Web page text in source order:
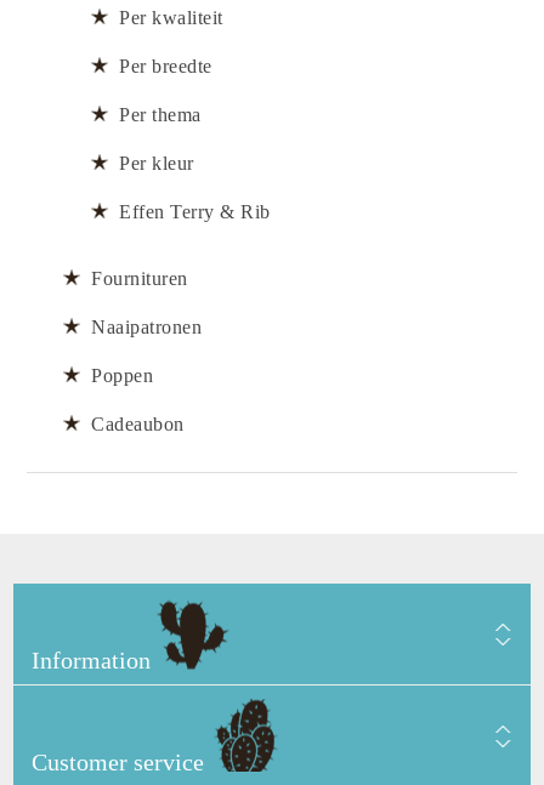
Per kwaliteit
Per breedte
Per thema
Per kleur
Effen Terry & Rib
Fournituren
Naaipatronen
Poppen
Cadeaubon
Information
Customer service